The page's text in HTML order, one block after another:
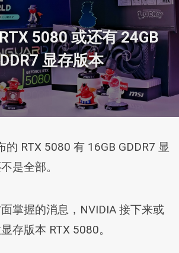
5080 或还有 24GB
显存版本
的 RTX 5080 有 16GB GDDR7 显
是全部。
掌握的消息，NVIDIA 接下来或
存版本 RTX 5080。